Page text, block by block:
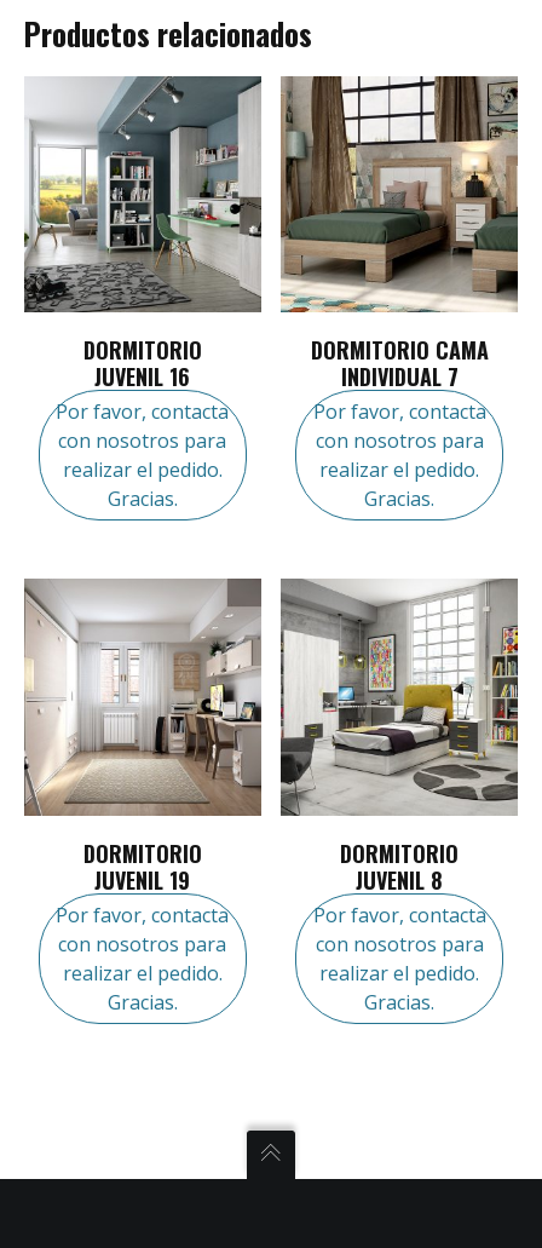
Productos relacionados
DORMITORIO
JUVENIL 16
Por favor, contacta
con nosotros para
realizar el pedido.
Gracias.
DORMITORIO CAMA
INDIVIDUAL 7
Por favor, contacta
con nosotros para
realizar el pedido.
Gracias.
DORMITORIO
JUVENIL 19
Por favor, contacta
con nosotros para
realizar el pedido.
Gracias.
DORMITORIO
JUVENIL 8
Por favor, contacta
con nosotros para
realizar el pedido.
Gracias.